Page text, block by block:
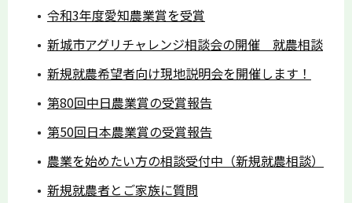
令和3年度愛知農業賞を受賞
新城市アグリチャレンジ相談会の開催 就農相談
新規就農希望者向け現地説明会を開催します！
第80回中日農業賞の受賞報告
第50回日本農業賞の受賞報告
農業を始めたい方の相談受付中（新規就農相談）
新規就農者とご家族に質問